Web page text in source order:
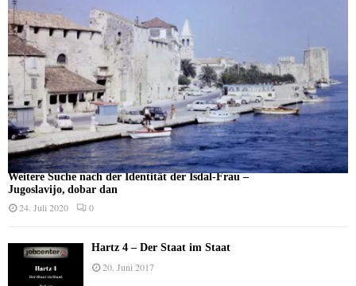
Weitere Suche nach der Identität der Isdal-Frau –
Jugoslavijo, dobar dan
24. Juli 2020 0
Hartz 4 – Der Staat im Staat
20. Juni 2017